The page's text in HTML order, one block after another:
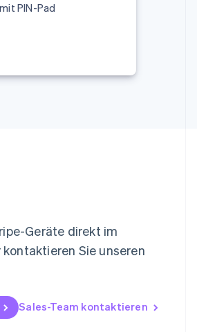
PIN-Pad
Geräte direkt im
Sie unseren
Sales-Team kontaktieren